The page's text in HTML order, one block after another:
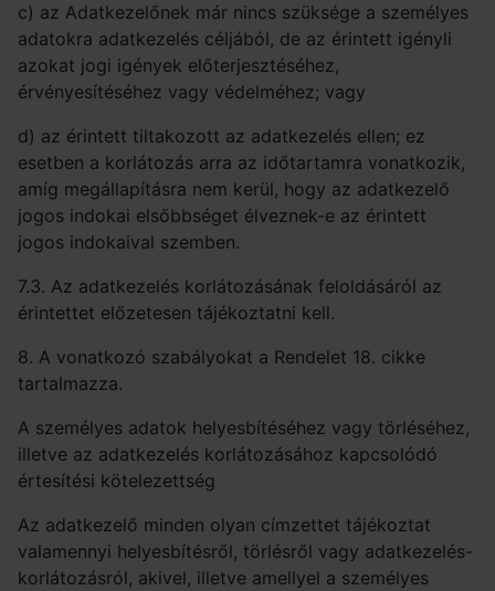
c) az Adatkezelőnek már nincs szüksége a személyes
adatokra adatkezelés céljából, de az érintett igényli
azokat jogi igények előterjesztéséhez,
érvényesítéséhez vagy védelméhez; vagy
d) az érintett tiltakozott az adatkezelés ellen; ez
esetben a korlátozás arra az időtartamra vonatkozik,
amíg megállapításra nem kerül, hogy az adatkezelő
jogos indokai elsőbbséget élveznek-e az érintett
jogos indokaival szemben.
7.3. Az adatkezelés korlátozásának feloldásáról az
érintettet előzetesen tájékoztatni kell.
8. A vonatkozó szabályokat a Rendelet 18. cikke
tartalmazza.
A személyes adatok helyesbítéséhez vagy törléséhez,
illetve az adatkezelés korlátozásához kapcsolódó
értesítési kötelezettség
Az adatkezelő minden olyan címzettet tájékoztat
valamennyi helyesbítésről, törlésről vagy adatkezelés-
korlátozásról, akivel, illetve amellyel a személyes